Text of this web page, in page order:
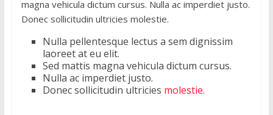
magna vehicula dictum cursus. Nulla ac imperdiet justo.
Donec sollicitudin ultricies molestie.
Nulla pellentesque lectus a sem dignissim
laoreet at eu elit.
Sed mattis magna vehicula dictum cursus.
Nulla ac imperdiet justo.
Donec sollicitudin ultricies molestie.